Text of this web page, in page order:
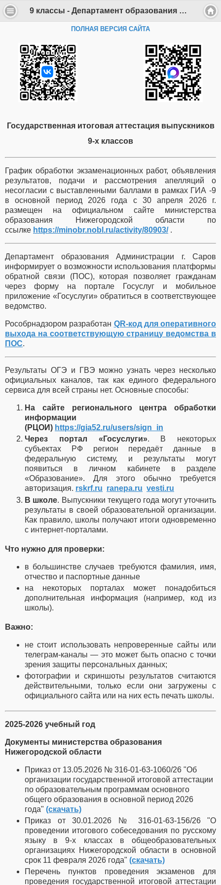
9 классы - Департамент образования Администрации г. Саров
ПОЛНАЯ ВЕРСИЯ САЙТА
Государственная итоговая аттестация выпускников
9-х классов
График обработки экзаменационных работ, объявления
результатов, подачи и рассмотрения апелляций о
несогласии с выставленными баллами в рамках ГИА -9
в основной период 2026 года с 30 апреля 2026 г.
размещен на официальном сайте министерства
образования Нижегородской области по
ссылке https://minobr.nobl.ru/activity/80903/.
Департамент образования Администрации г. Саров
информирует о возможности использования платформы
обратной связи (ПОС), которая позволяет гражданам
через форму на портале Госуслуг и мобильное
приложение «Госуслуги» обратиться в соответствующее
ведомство.
Рособрнадзором разработан QR-код для оперативного
выхода на соответствующую страницу ведомства в
ПОС.
Результаты ОГЭ и ГВЭ можно узнать через несколько
официальных каналов, так как единого федерального
сервиса для всей страны нет. Основные способы:
На сайте регионального центра обработки
информации
(РЦОИ) https://gia52.ru/users/sign_in
Через портал «Госуслуги». В некоторых
субъектах РФ регион передаёт данные в
федеральную систему, и результаты могут
появиться в личном кабинете в разделе
«Образование». Для этого обычно требуется
авторизация. rskrf.ru ranepa.ru vesti.ru
В школе. Выпускники текущего года могут уточнить
результаты в своей образовательной организации.
Как правило, школы получают итоги одновременно
с интернет-порталами.
Что нужно для проверки:
в большинстве случаев требуются фамилия, имя,
отчество и паспортные данные
на некоторых порталах может понадобиться
дополнительная информация (например, код из
школы).
Важно:
не стоит использовать непроверенные сайты или
телеграм-каналы — это может быть опасно с точки
зрения защиты персональных данных;
фотографии и скриншоты результатов считаются
действительными, только если они загружены с
официального сайта или на них есть печать школы.
2025-2026 учебный год
Документы министерства образования
Нижегородской области
Приказ от 13.05.2026 № 316-01-63-1060/26 "Об
организации государственной итоговой аттестации
по образовательным программам основного
общего образования в основной период 2026
года" (скачать)
Приказ от 30.01.2026 № 316-01-63-156/26 "О
проведении итогового собеседования по русскому
языку в 9-х классах в общеобразовательных
организациях Нижегородской области в основной
срок 11 февраля 2026 года" (скачать)
Перечень пунктов проведения экзаменов для
проведения государственной итоговой аттестации